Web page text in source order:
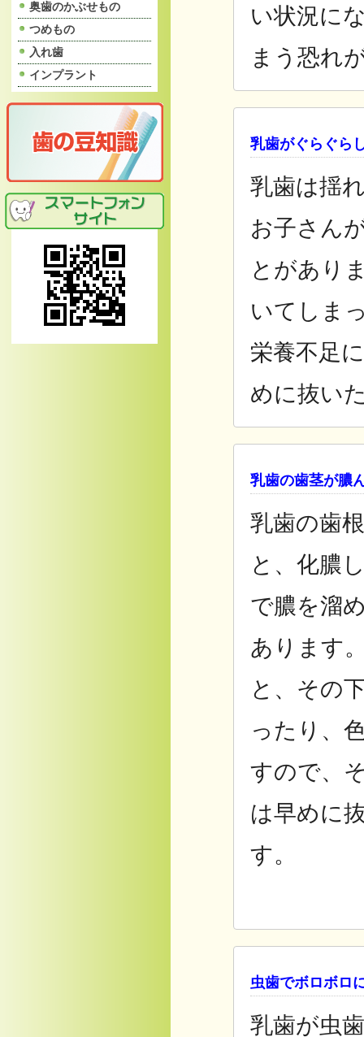
奥歯のかぶせもの
つめもの
入れ歯
インプラント
い状況に
まう恐れ
乳歯がぐらぐら
乳歯は揺
お子さん
とがあり
いてしま
栄養不足
めに抜い
乳歯の歯茎が膿
乳歯の歯
と、化膿
で膿を溜
あります
と、その
ったり、
すので、
は早めに
す。
虫歯でボロボロ
乳歯が虫